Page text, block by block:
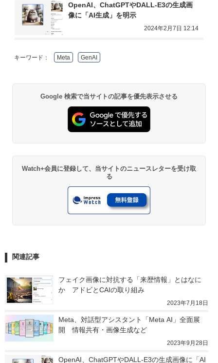
OpenAI、ChatGPTやDALL-E3の生成画
像に「AI生成」を明示
2024年2月7日 12:14
キーワード： Meta GenAI
Google 検索で当サイトの記事を優先表示させる
Watch+会員に登録して、当サイトのニュースレターを受け取
る
関連記事
フェイク画像に対抗する「来歴情報」とはなに
か　アドビとCAIの取り組み
2023年7月18日
Meta、対話型アシスタント「Meta AI」全面展
開　情報共有・画像生成など
2023年9月28日
OpenAI、ChatGPTやDALL-E3の生成画像に「AI